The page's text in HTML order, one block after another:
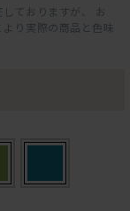
ておりますが、 お
り実際の商品と色味